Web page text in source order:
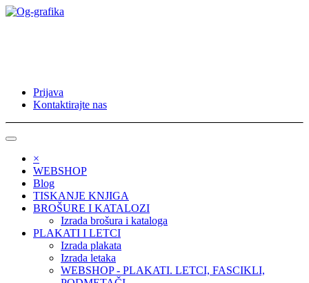
Prijava
Kontaktirajte nas
×
WEBSHOP
Blog
TISKANJE KNJIGA
BROŠURE I KATALOZI
Izrada brošura i kataloga
PLAKATI I LETCI
Izrada plakata
Izrada letaka
WEBSHOP - PLAKATI. LETCI, FASCIKLI,